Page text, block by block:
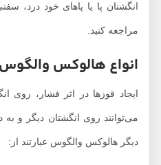
انگشتان پا یا پاهای خود درد، سفتی
مراجعه کنید.
انواع هالوکس والگوس
ایجاد قوزها در اثر فشار، روی
می‌توانند روی انگشتان دیگر و به دلایل
دیگر هالوکس والگوس عبارتند از: